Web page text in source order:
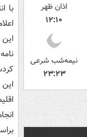
اذان ظهر
۱۲:۱۰
نیمه‌شب شرعی
۲۳:۲۳
با